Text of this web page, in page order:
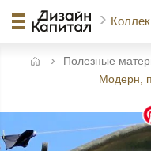
Полезные
Модерн,